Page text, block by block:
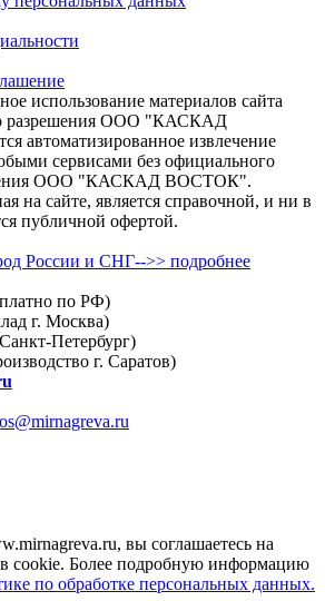
использование материалов сайта
разрешения ООО "КАСКАД
автоматизированное извлечение
сервисами без официального
ООО "КАСКАД ВОСТОК".
на сайте, является справочной, и ни в
публичной офертой.
России и СНГ-->> подробнее
по РФ)
г. Москва)
Петербург)
г. Саратов)
вы соглашаетесь на
cookie. Более подробную информацию
по обработке персональных данных.